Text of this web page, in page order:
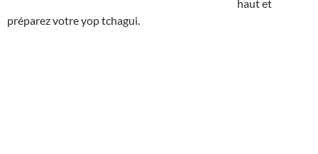
haut et
préparez votre yop tchagui.